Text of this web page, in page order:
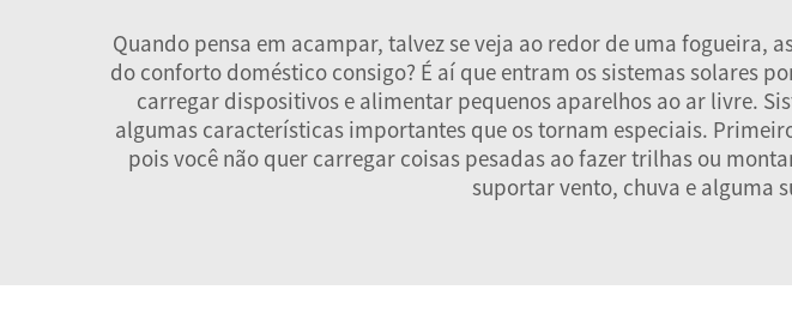
Quando pensa em acampar, talvez se veja ao redor de uma fogueira,
do conforto doméstico consigo? É aí que entram os sistemas solares
carregar dispositivos e alimentar pequenos aparelhos ao ar livre.
algumas características importantes que os tornam especiais.
pois você não quer carregar coisas pesadas ao fazer trilhas ou
suportar vento, chuva e alguma